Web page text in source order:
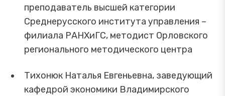
преподаватель высшей категории
Среднерусского института управления –
филиала РАНХиГС, методист Орловского
регионального методического центра
Тихонюк Наталья Евгеньевна, заведующий
кафедрой экономики Владимирского